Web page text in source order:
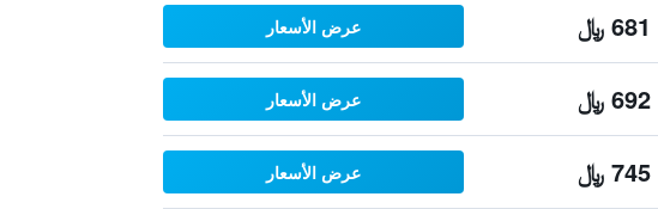
681 ﷼ عرض الأسعار
692 ﷼ عرض الأسعار
745 ﷼ عرض الأسعار